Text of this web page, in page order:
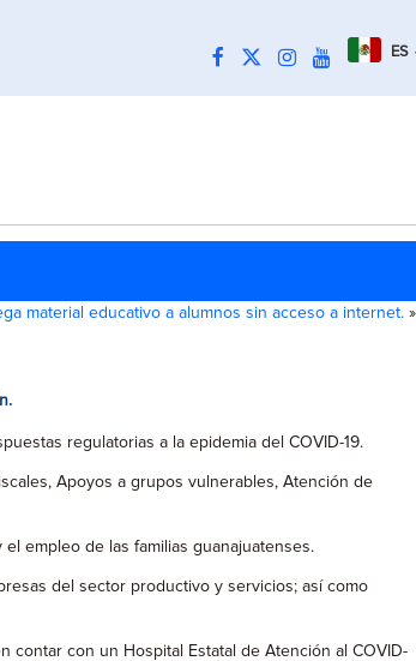
ES
material educativo a alumnos sin acceso a internet. »
regulatorias a la epidemia del COVID-19.
Apoyos a grupos vulnerables, Atención de
empleo de las familias guanajuatenses.
del sector productivo y servicios; así como
con un Hospital Estatal de Atención al COVID-